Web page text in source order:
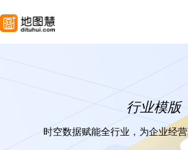
行业模版
时空数据赋能全行业，为企业经